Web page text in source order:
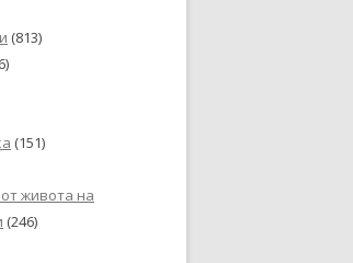
(813)
(151)
живота на
(246)